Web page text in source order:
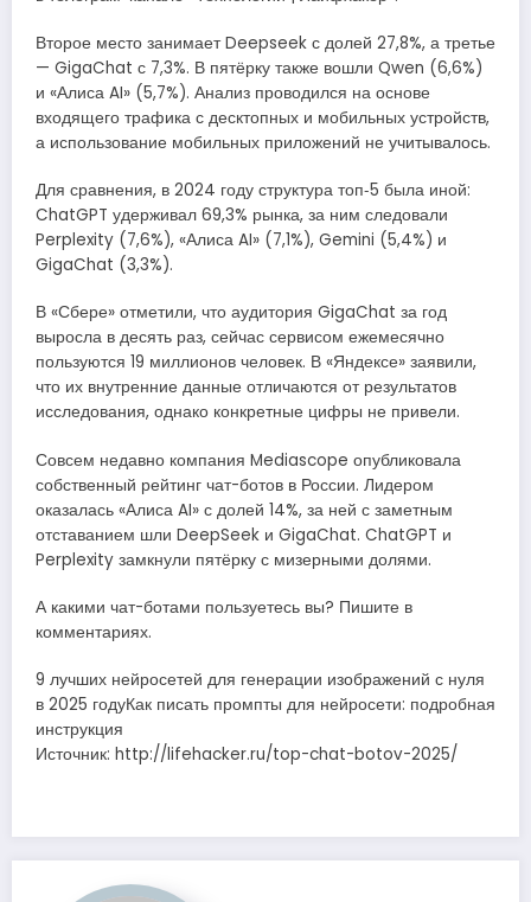
Второе место занимает Deepseek с долей 27,8%, а третье
— GigaChat с 7,3%. В пятёрку также вошли Qwen (6,6%)
и «Алиса AI» (5,7%). Анализ проводился на основе
входящего трафика с десктопных и мобильных устройств,
а использование мобильных приложений не учитывалось.
Для сравнения, в 2024 году структура топ‑5 была иной:
ChatGPT удерживал 69,3% рынка, за ним следовали
Perplexity (7,6%), «Алиса AI» (7,1%), Gemini (5,4%) и
GigaChat (3,3%).
В «Сбере» отметили, что аудитория GigaChat за год
выросла в десять раз, сейчас сервисом ежемесячно
пользуются 19 миллионов человек. В «Яндексе» заявили,
что их внутренние данные отличаются от результатов
исследования, однако конкретные цифры не привели.
Совсем недавно компания Mediascope опубликовала
собственный рейтинг чат-ботов в России. Лидером
оказалась «Алиса AI» с долей 14%, за ней с заметным
отставанием шли DeepSeek и GigaChat. ChatGPT и
Perplexity замкнули пятёрку с мизерными долями.
А какими чат-ботами пользуетесь вы? Пишите в
комментариях.
9 лучших нейросетей для генерации изображений с нуля
в 2025 годуКак писать промпты для нейросети: подробная
инструкция
Источник: http://lifehacker.ru/top-chat-botov-2025/